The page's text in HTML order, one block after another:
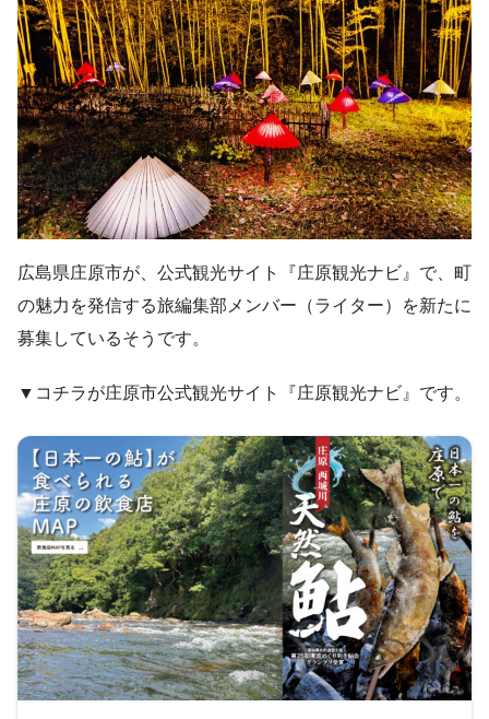
広島県庄原市が、公式観光サイト『庄原観光ナビ』で、町
の魅力を発信する旅編集部メンバー（ライター）を新たに
募集しているそうです。
▼コチラが庄原市公式観光サイト『庄原観光ナビ』です。